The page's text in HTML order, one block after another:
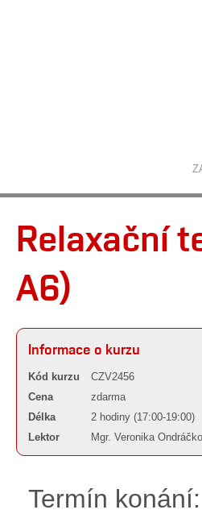
Relaxační
A6)
Informace o kurzu
Kód kurzu
CZV2456
Cena
zdarma
Délka
2 hodiny (17:00-19:00)
Lektor
Mgr. Veronika
Termín